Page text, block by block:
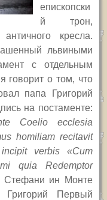
епископски
й трон,
кресла.
львиными
с отдельным
говорит о том, что
папа Григорий
на постаменте:
Coelio ecclesia
homiliam recitavit
verbis «Cum
quia Redemptor
Стефани ин Монте
Григорий Первый